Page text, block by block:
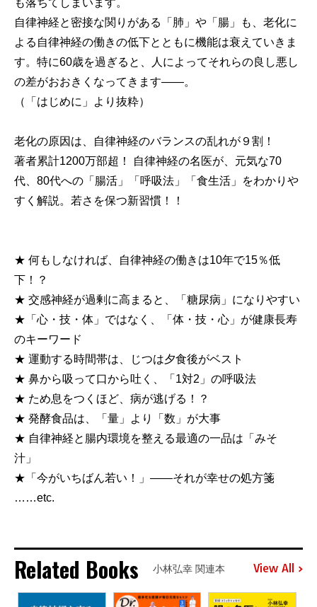
も落ちてしまいます。
自律神経と密接な関りがある「肺」や「腸」も、老化に
よる自律神経の働きの低下とともに機能は衰えていきま
す。特に60歳を過ぎると、人によってそれらの良し悪し
の差がおおきくなってきます――。
（「はじめに」より抜粋）
老化の原因は、自律神経のバランスの乱れが９割！
著者累計1200万部超！ 自律神経の名医が、元気な70
代、80代への「腸活」「呼吸法」「食生活」をわかりや
すく解説。若さを保つ新習慣！！
★ 何もしなければ、自律神経の働きは10年で15％低
下！？
★ 交感神経が過剰に高まると、「糖尿病」になりやすい
★「心・技・体」ではなく、「体・技・心」が健康長寿
のキーワード
★ 運動する時間帯は、じつは夕食後がベスト
★ 鼻から吸って口から吐く、「1対2」の呼吸法
★ ため息をつくほど、病が逃げる！？
★ 発酵食品は、「量」より「数」が大事
★ 自律神経と腸内環境を整える最適の一品は「みそ
汁」
★「今がいちばん若い！」――それが幸せの処方箋
……etc.
Related Books 小林弘幸 関連本 View All